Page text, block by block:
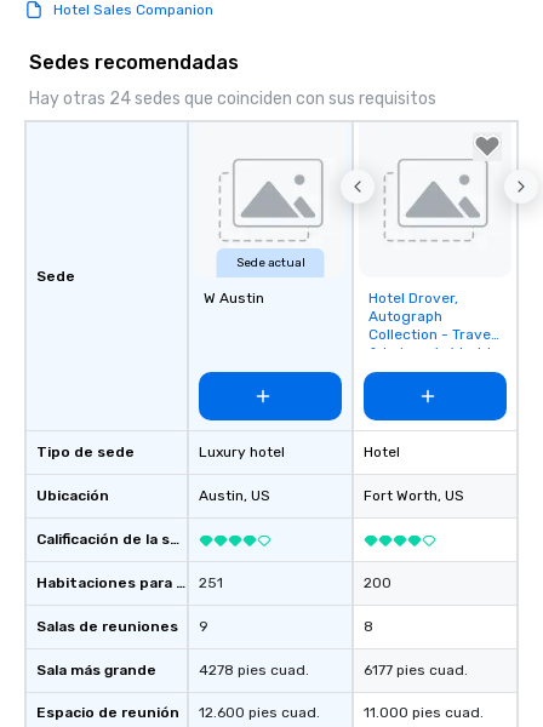
Hotel Sales Companion
Sedes recomendadas
Hay otras 24 sedes que coinciden con sus requisitos
Sede
Tipo de sede
Ubicación
Calificación de la sede
Habitaciones para huéspedes
Salas de reuniones
Sala más grande
Espacio de reunión
Sede actual
W Austin
Luxury hotel
Austin, US
251
9
4278 pies cuad.
12.600 pies cuad.
Removed from
favorites
Hotel Drover,
Autograph
Collection - Travel
& Leisure's World
Best for DFW
Hotel
Fort Worth, US
200
8
6177 pies cuad.
11.000 pies cuad.